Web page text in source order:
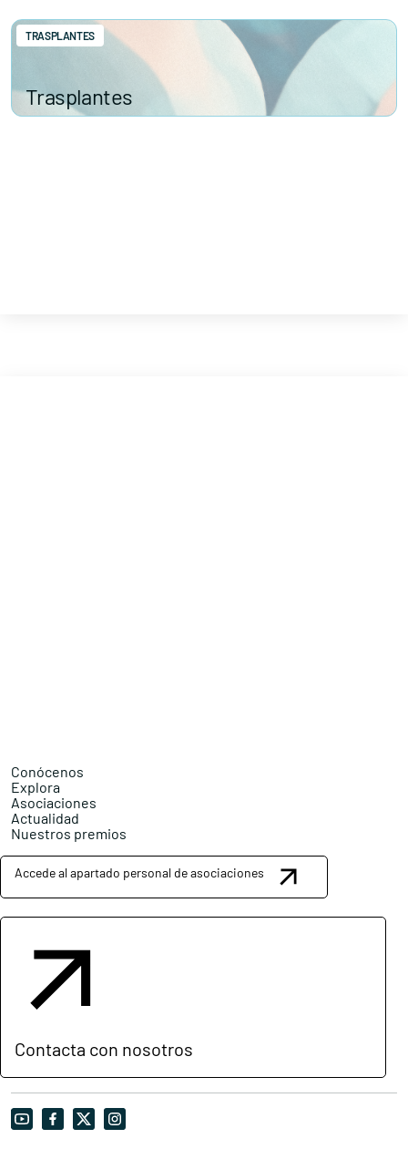
Trasplantes
TRASPLANTES
Conócenos
Explora
Asociaciones
Actualidad
Nuestros premios
Accede al apartado personal de asociaciones
Contacta con nosotros